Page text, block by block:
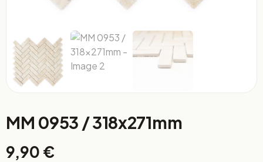
MM 0953 / 318x271mm
9,90 €